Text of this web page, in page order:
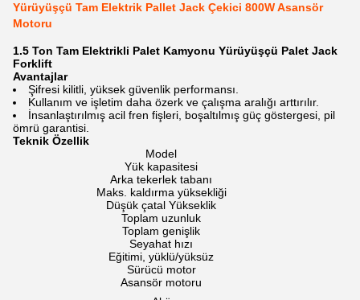
Yürüyüşçü Tam Elektrik Pallet Jack Çekici 800W Asansör
Motoru
1.5 Ton Tam Elektrikli Palet Kamyonu Yürüyüşçü Palet Jack
Forklift
Avantajlar
Şifresi kilitli, yüksek güvenlik performansı.
Kullanım ve işletim daha özerk ve çalışma aralığı arttırılır.
İnsanlaştırılmış acil fren fişleri, boşaltılmış güç göstergesi, pil
ömrü garantisi.
Teknik Özellik
Model
Yük kapasitesi
Arka tekerlek tabanı
Maks. kaldırma yüksekliği
Düşük çatal Yükseklik
Toplam uzunluk
Toplam genişlik
Seyahat hızı
Eğitimi, yüklü/yüksüz
Sürücü motor
Asansör motoru